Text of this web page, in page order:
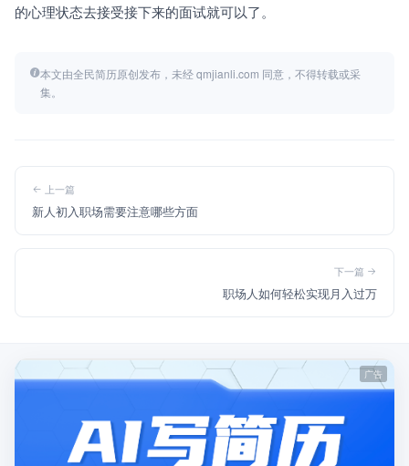
的心理状态去接受接下来的面试就可以了。
本文由全民简历原创发布，未经 qmjianli.com 同意，不得转载或采
集。
上一篇
新人初入职场需要注意哪些方面
下一篇
职场人如何轻松实现月入过万